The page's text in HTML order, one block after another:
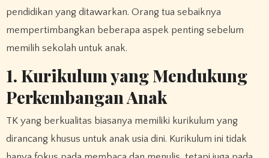
pendidikan yang ditawarkan. Orang tua sebaiknya
mempertimbangkan beberapa aspek penting sebelum
memilih sekolah untuk anak.
1. Kurikulum yang Mendukung
Perkembangan Anak
TK yang berkualitas biasanya memiliki kurikulum yang
dirancang khusus untuk anak usia dini. Kurikulum ini tidak